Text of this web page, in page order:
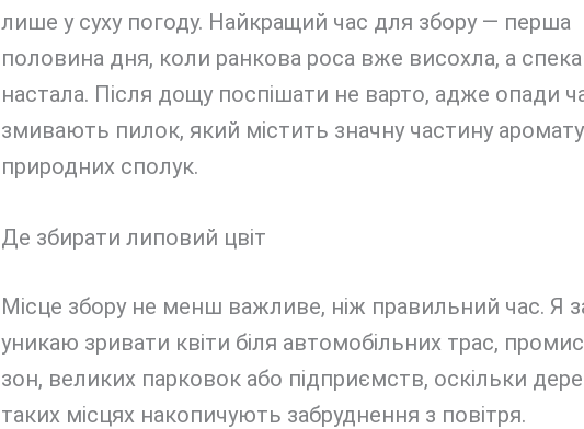
лише у суху погоду. Найкращий час для збору — перша
половина дня, коли ранкова роса вже висохла, а
настала. Після дощу поспішати не варто, адже опади
змивають пилок, який містить значну частину
природних сполук.
Де збирати липовий цвіт
Місце збору не менш важливе, ніж правильний час. Я
уникаю зривати квіти біля автомобільних трас,
зон, великих парковок або підприємств, оскільки
таких місцях накопичують забруднення з повітря.